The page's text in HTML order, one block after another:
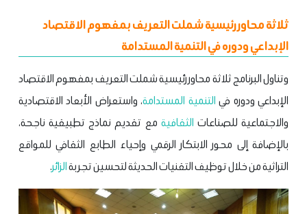
ثلاثة محاور رئيسية شملت التعريف بمفهوم الاقتصاد
الإبداعي ودوره في التنمية المستدامة
وتناول البرنامج ثلاثة محاور رئيسية شملت التعريف بمفهوم الاقتصاد
الإبداعي ودوره في التنمية المستدامة، واستعراض الأبعاد الاقتصادية
والاجتماعية للصناعات الثقافية مع تقديم نماذج تطبيقية ناجحة،
بالإضافة إلى محور الابتكار الرقمي وإحياء الطابع الثقافي للمواقع
التراثية من خلال توظيف التقنيات الحديثة لتحسين تجربةالزائر.